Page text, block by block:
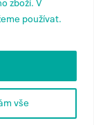
zboží. V
používat.
vše